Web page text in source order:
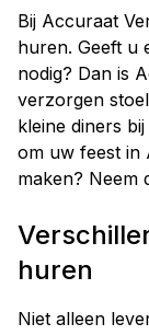
Bij Accuraat
huren. Geeft u
nodig? Dan is
verzorgen
kleine diners
om uw feest in
maken? Neem
huren
Niet alleen